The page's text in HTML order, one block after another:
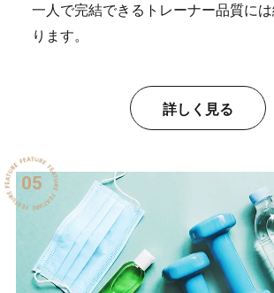
一人で完結できるトレーナー品質に
ります。
詳しく見る
05